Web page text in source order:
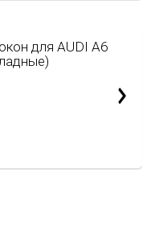
для AUDI A6